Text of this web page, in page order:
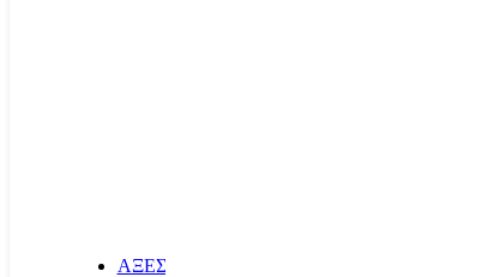
ΑΞΕΣΟΥΑΡ